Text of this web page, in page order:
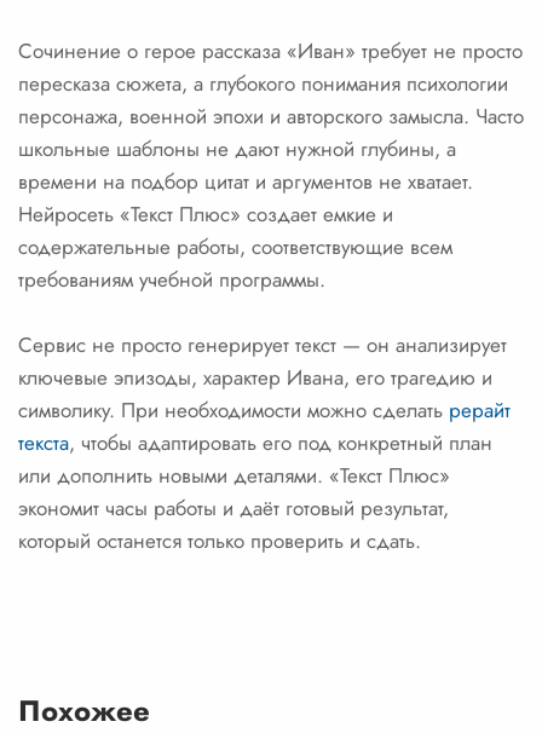
Сочинение о герое рассказа «Иван» требует не просто
пересказа сюжета, а глубокого понимания психологии
персонажа, военной эпохи и авторского замысла. Часто
школьные шаблоны не дают нужной глубины, а
времени на подбор цитат и аргументов не хватает.
Нейросеть «Текст Плюс» создает емкие и
содержательные работы, соответствующие всем
требованиям учебной программы.
Сервис не просто генерирует текст — он анализирует
ключевые эпизоды, характер Ивана, его трагедию и
символику. При необходимости можно сделать рерайт
текста, чтобы адаптировать его под конкретный план
или дополнить новыми деталями. «Текст Плюс»
экономит часы работы и даёт готовый результат,
который останется только проверить и сдать.
Похожее